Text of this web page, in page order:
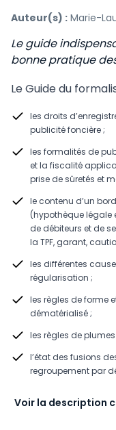
Auteur(s) : Marie-
Le guide
bonne pratique
Le Guide du
les droits
publicité foncière ;
les formalités de
et la fiscalité
prise de sûretés et
le contenu d’un
(hypothèque légale
de débiteurs et de
la TPF, garant,
les différentes
régularisation ;
les règles de forme
dématérialisé ;
les règles de
l’état des fusions
regroupement par
Voir la description